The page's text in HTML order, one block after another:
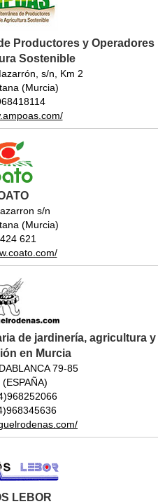
Productores y Operadores
Sostenible
s/n, Km 2
(Murcia)
s/n
(Murcia)
621
de jardinería, agricultura y
en Murcia
79-85
LEBOR